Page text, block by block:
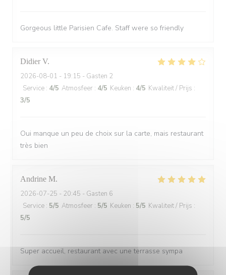
Gorgeous little Parisien Cafe. Staff were so friendly
Didier V
2026-08-01 - 19:15 - Gasten 2
Service : 4/5 Atmosfeer : 4/5 Keuken : 4/5 Kwaliteit / Prijs :
3/5
Oui manque un peu de choix sur la carte, mais restaurant
très bien
Andrine M
2026-07-25 - 20:45 - Gasten 6
Service : 5/5 Atmosfeer : 5/5 Keuken : 5/5 Kwaliteit / Prijs :
5/5
Super accueil, restaurant avec une terrasse sympa